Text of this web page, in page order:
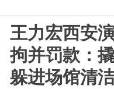
王力宏西安
拘并罚款：
躲进场馆清